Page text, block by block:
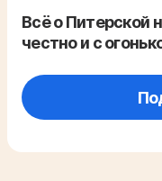
Всё о Питерской
честно и с